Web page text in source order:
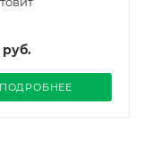
руб.
ПОДРОБНЕЕ